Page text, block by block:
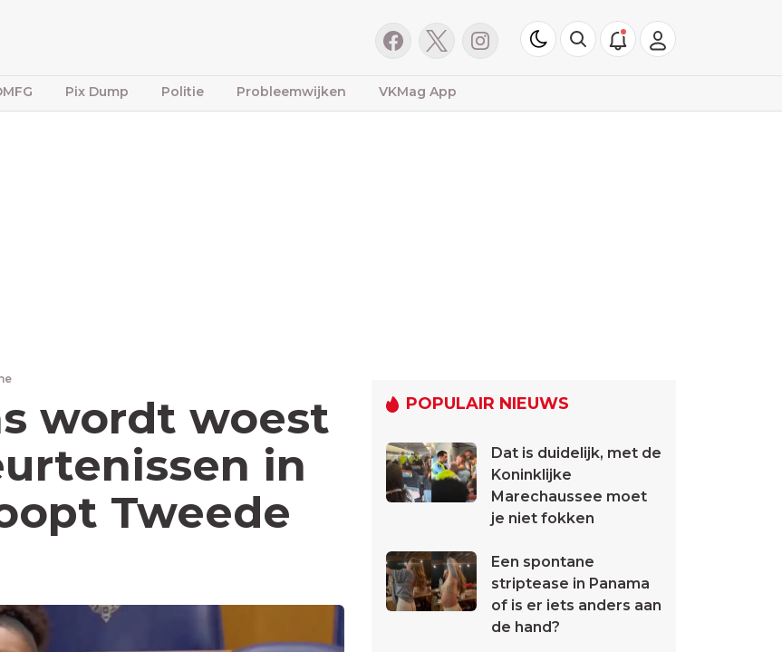
Pix Dump Politie Probleemwijken VKMag App
wordt woest
in
Tweede
POPULAIR NIEUWS
Dat is duidelijk, met de
Koninklijke
Marechaussee moet
je niet fokken
Een spontane
striptease in Panama
of is er iets anders aan
de hand?